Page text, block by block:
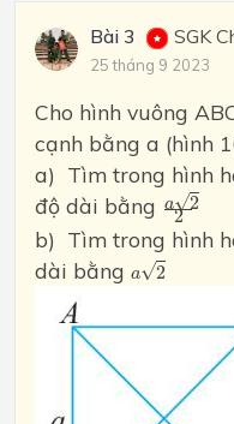
Bài 3 SGK
25 tháng 9 2023
Cho hình vuông
cạnh bằng a (hình
a) Tìm trong hình
độ dài bằng a√2
2
a 2
b) Tìm trong hình
dài bằng a√2